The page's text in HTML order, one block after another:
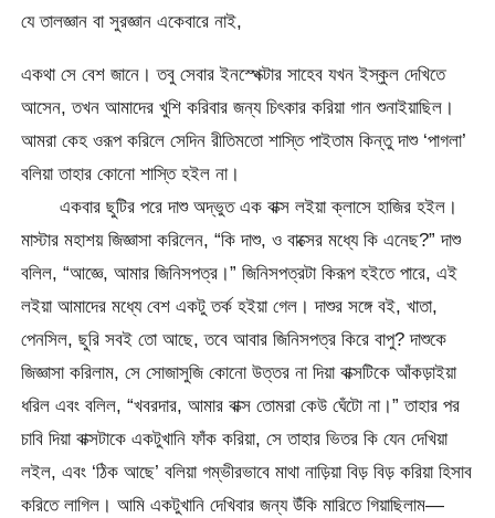
যে তালজ্ঞান বা সুরজ্ঞান একেবারে নাই,
একথা সে বেশ জানে। তবু সেবার ইনস্পেক্টার সাহেব যখন ইস্কুল দেখিতে
আসেন, তখন আমাদের খুশি করিবার জন্য চিৎকার করিয়া গান শুনাইয়াছিল।
আমরা কেহ ওরূপ করিলে সেদিন রীতিমতো শাস্তি পাইতাম কিন্তু দাশু ‘পাগলা’
বলিয়া তাহার কোনো শাস্তি হইল না।
একবার ছুটির পরে দাশু অদ্ভুত এক বাক্স লইয়া ক্লাসে হাজির হইল।
মাস্টার মহাশয় জিজ্ঞাসা করিলেন, “কি দাশু, ও বাক্সের মধ্যে কি এনেছ?” দাশু
বলিল, “আজ্ঞে, আমার জিনিসপত্র।” জিনিসপত্রটা কিরূপ হইতে পারে, এই
লইয়া আমাদের মধ্যে বেশ একটু তর্ক হইয়া গেল। দাশুর সঙ্গে বই, খাতা,
পেনসিল, ছুরি সবই তো আছে, তবে আবার জিনিসপত্র কিরে বাপু? দাশুকে
জিজ্ঞাসা করিলাম, সে সোজাসুজি কোনো উত্তর না দিয়া বাক্সটিকে আঁকড়াইয়া
ধরিল এবং বলিল, “খবরদার, আমার বাক্স তোমরা কেউ ঘেঁটো না।” তাহার পর
চাবি দিয়া বাক্সটাকে একটুখানি ফাঁক করিয়া, সে তাহার ভিতর কি যেন দেখিয়া
লইল, এবং ‘ঠিক আছে’ বলিয়া গম্ভীরভাবে মাথা নাড়িয়া বিড় বিড় করিয়া হিসাব
করিতে লাগিল। আমি একটুখানি দেখিবার জন্য উঁকি মারিতে গিয়াছিলাম—